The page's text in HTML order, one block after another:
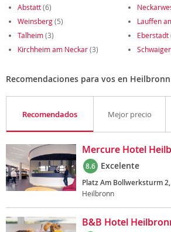
Abstatt(6)
Weinsberg(5) Lauffen
Talheim(3) Eberstadt
Kirchheim am Neckar(3)
Recomendaciones para vos en Heilbronn
Recomendados Mejor precio
Mercure Hotel
8.6 Excelente
Platz Am Bollwerksturm 2,
Heilbronn
B&B Hotel